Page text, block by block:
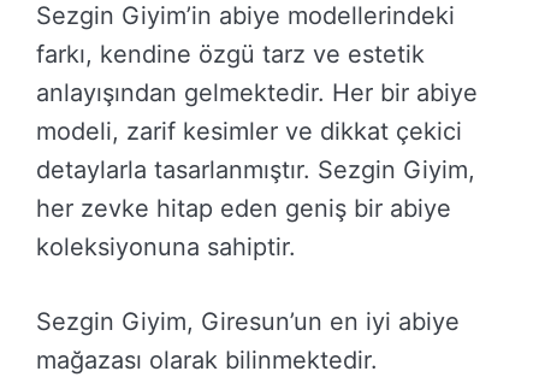
Sezgin Giyim’in abiye modellerindeki
farkı, kendine özgü tarz ve estetik
anlayışından gelmektedir. Her bir abiye
modeli, zarif kesimler ve dikkat çekici
detaylarla tasarlanmıştır. Sezgin Giyim,
her zevke hitap eden geniş bir abiye
koleksiyonuna sahiptir.
Sezgin Giyim, Giresun’un en iyi abiye
mağazası olarak bilinmektedir.